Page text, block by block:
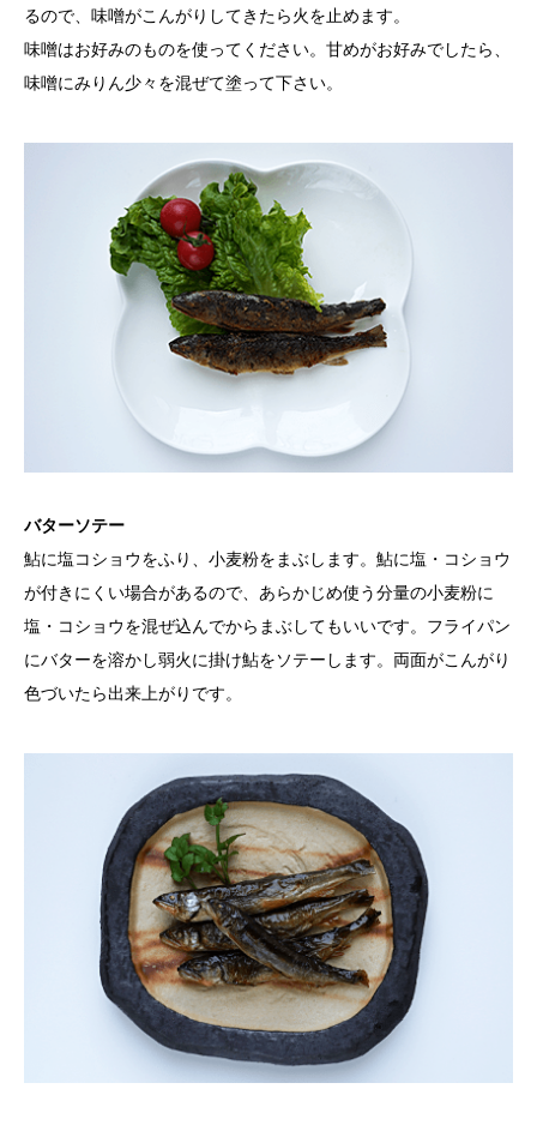
るので、味噌がこんがりしてきたら火を止めます。
味噌はお好みのものを使ってください。甘めがお好みでしたら、
味噌にみりん少々を混ぜて塗って下さい。
バターソテー
鮎に塩コショウをふり、小麦粉をまぶします。鮎に塩・コショウ
が付きにくい場合があるので、あらかじめ使う分量の小麦粉に
塩・コショウを混ぜ込んでからまぶしてもいいです。フライパン
にバターを溶かし弱火に掛け鮎をソテーします。両面がこんがり
色づいたら出来上がりです。